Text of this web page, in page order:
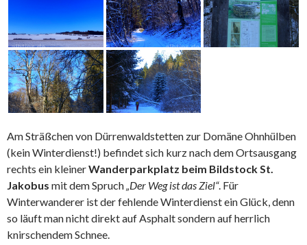
Am Sträßchen von Dürrenwaldstetten zur Domäne Ohnhülben
(kein Winterdienst!) befindet sich kurz nach dem Ortsausgang
rechts ein kleinerWanderparkplatz beim Bildstock St.
Jakobus mit dem Spruch„Der Weg ist das Ziel“. Für
Winterwanderer ist der fehlende Winterdienst ein Glück, denn
so läuft man nicht direkt auf Asphalt sondern auf herrlich
knirschendem Schnee.